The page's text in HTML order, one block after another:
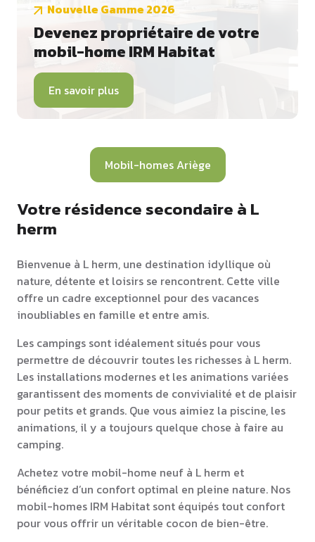
Nouvelle Gamme 2026
Devenez propriétaire de votre
mobil-home IRM Habitat
En savoir plus
Mobil-homes Ariège
Votre résidence secondaire à L
herm
Bienvenue à L herm, une destination idyllique où
nature, détente et loisirs se rencontrent. Cette ville
offre un cadre exceptionnel pour des vacances
inoubliables en famille et entre amis.
Les campings sont idéalement situés pour vous
permettre de découvrir toutes les richesses à L herm.
Les installations modernes et les animations variées
garantissent des moments de convivialité et de plaisir
pour petits et grands. Que vous aimiez la piscine, les
animations, il y a toujours quelque chose à faire au
camping.
Achetez votre mobil-home neuf à L herm et
bénéficiez d’un confort optimal en pleine nature. Nos
mobil-homes IRM Habitat sont équipés tout confort
pour vous offrir un véritable cocon de bien-être.